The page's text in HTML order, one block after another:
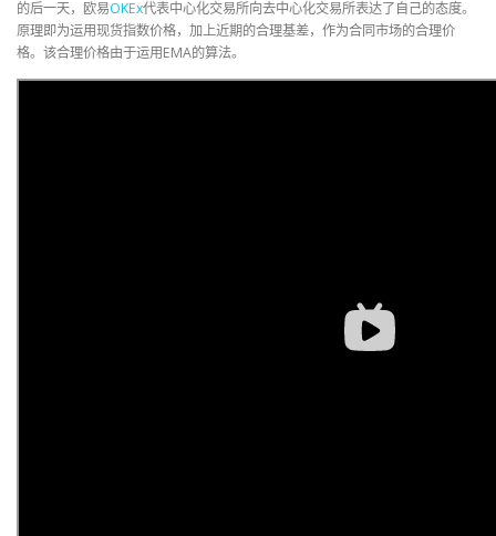
的后一天，欧易OKEx代表中心化交易所向去中心化交易所表达了自己的态度。
原理即为运用现货指数价格，加上近期的合理基差，作为合同市场的合理价
格。该合理价格由于运用EMA的算法。